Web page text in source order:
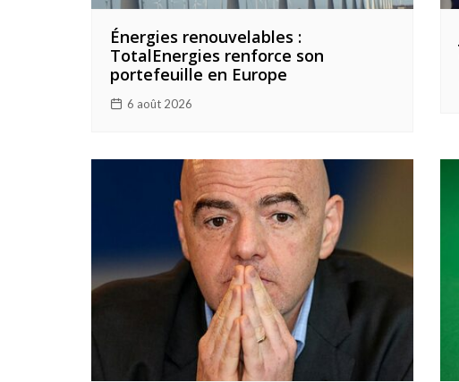
Énergies renouvelables :
TotalEnergies renforce son
portefeuille en Europe
6 août 2026